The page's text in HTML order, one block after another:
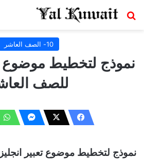
بحث عن
10- الصف العاشر
نموذج لتخطيط موضوع
للصف
نموذج لتخطيط موضوع تعبير